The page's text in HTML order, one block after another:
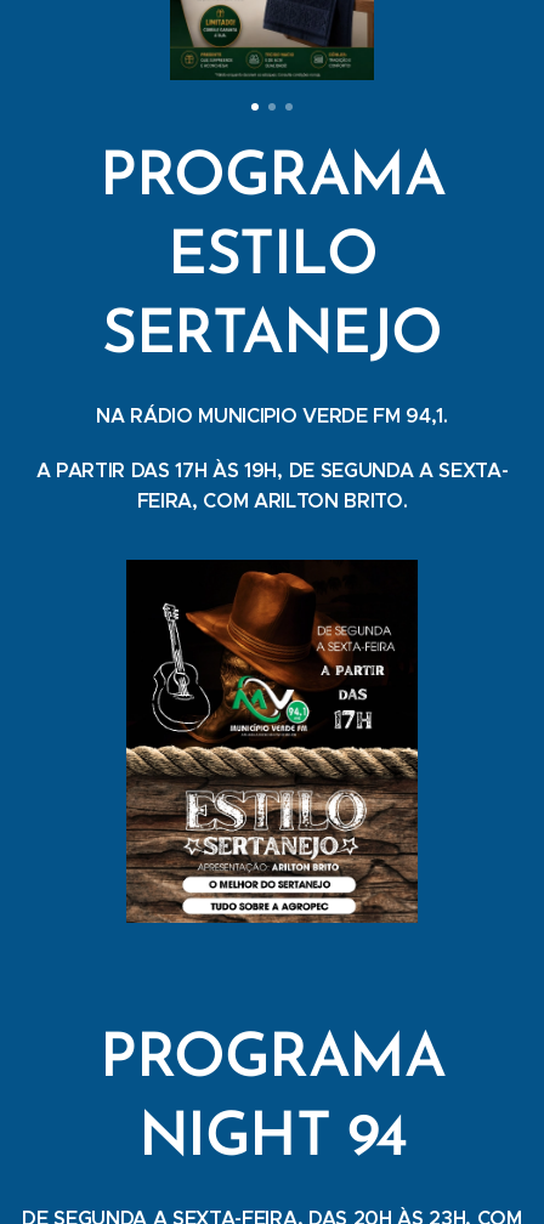
PROGRAMA
ESTILO
SERTANEJO
NA RÁDIO MUNICIPIO VERDE FM 94,1.
A PARTIR DAS 17H ÀS 19H, DE SEGUNDA A SEXTA-
FEIRA, COM ARILTON BRITO.
PROGRAMA
NIGHT 94
DE SEGUNDA A SEXTA-FEIRA, DAS 20H ÀS 23H, COM